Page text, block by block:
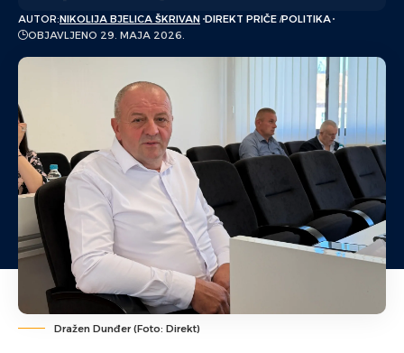
AUTOR:NIKOLIJA BJELICA ŠKRIVAN DIREKT PRIČE POLITIKA
OBJAVLJENO 29. MAJA 2026.
Dražen Dunđer (Foto: Direkt)